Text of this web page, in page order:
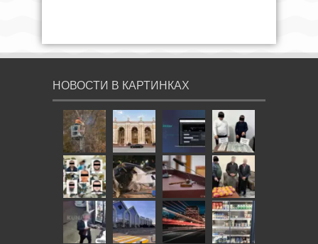
НОВОСТИ В КАРТИНКАХ